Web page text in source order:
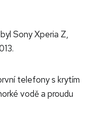
Sony Xperia Z,
telefony s krytím
vodě a proudu